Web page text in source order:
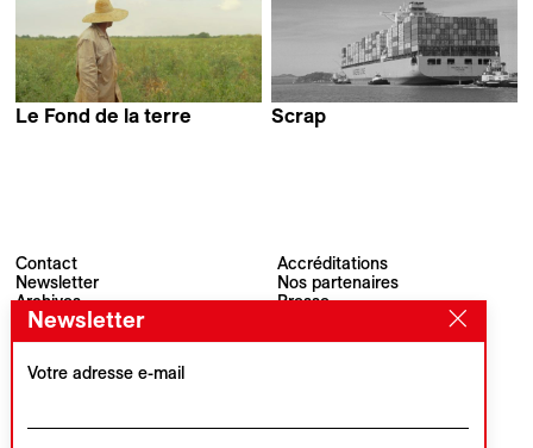
Le Fond de la terre
Scrap
Contact
Newsletter
Archives
Accréditations
Nos partenaires
Presse
Visions du Réel
CH–1260 Nyon
Newsletter
Votre adresse e-mail